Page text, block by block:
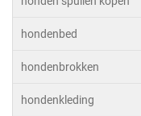
hondenbed
hondenbrokken
hondenkleding